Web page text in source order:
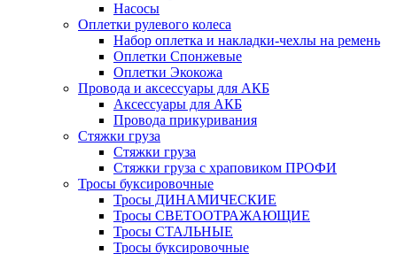
Насосы
Оплетки рулевого колеса
Набор оплетка и накладки-чехлы на ремень
Оплетки Спонжевые
Оплетки Экокожа
Провода и аксессуары для АКБ
Аксессуары для АКБ
Провода прикуривания
Стяжки груза
Стяжки груза
Стяжки груза с храповиком ПРОФИ
Тросы буксировочные
Тросы ДИНАМИЧЕСКИЕ
Тросы СВЕТООТРАЖАЮЩИЕ
Тросы СТАЛЬНЫЕ
Тросы буксировочные